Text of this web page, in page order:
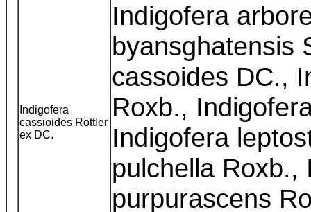
Indigofera
cassioides Rottler
ex DC.
Indigofera
byansghatensis
cassoides DC.,
Roxb.,
Indigofera
pulchella Roxb.,
purpurascens